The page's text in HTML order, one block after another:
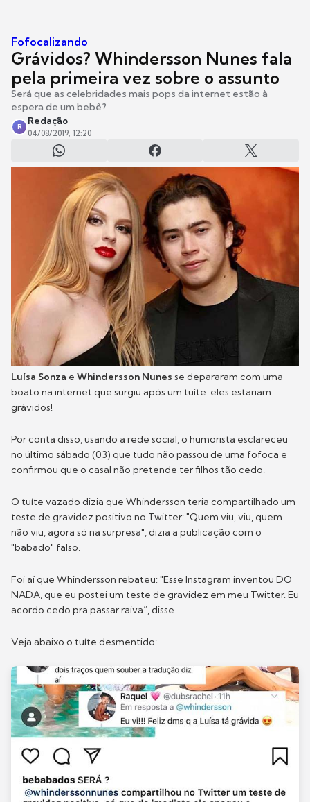
Fofocalizando
Grávidos? Whindersson Nunes fala
pela primeira vez sobre o assunto
Será que as celebridades mais pops da internet estão à
espera de um bebê?
R
Redação
04/08/2019, 12:20
Luísa Sonza e Whindersson Nunes se depararam com uma
boato na internet que surgiu após um tuíte: eles estariam
grávidos!
Por conta disso, usando a rede social, o humorista esclareceu
no último sábado (03) que tudo não passou de uma fofoca e
confirmou que o casal não pretende ter filhos tão cedo.
O tuíte vazado dizia que Whindersson teria compartilhado um
teste de gravidez positivo no Twitter: "Quem viu, viu, quem
não viu, agora só na surpresa", dizia a publicação com o
"babado" falso.
Foi aí que Whindersson rebateu: "Esse Instagram inventou DO
NADA, que eu postei um teste de gravidez em meu Twitter. Eu
acordo cedo pra passar raiva”, disse.
Veja abaixo o tuíte desmentido: